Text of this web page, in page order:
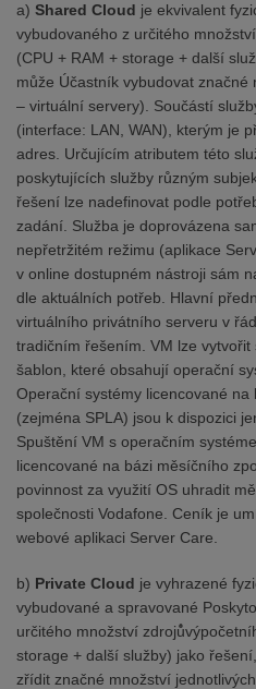
a) Shared Cloud je ekvivalent
vybudovaného z určitého
(CPU + RAM + storage + další
může Účastník vybudovat značné
– virtuální servery). Součástí
(interface: LAN, WAN), kterým je
adres. Určujícím atributem této
poskytujících služby různým
řešení lze nadefinovat podle
zadání. Služba je doprovázena
nepřetržitém režimu (aplikace
v online dostupném nástroji sám
dle aktuálních potřeb. Hlavní
virtuálního privátního serveru v
tradičním řešením. VM lze
šablon, které obsahují operační
Operační systémy licencované
(zejména SPLA) jsou k dispozici
Spuštění VM s operačním
licencované na bázi měsíčního
povinnost za využití OS uhradit
společnosti Vodafone. Ceník je
webové aplikaci Server Care.
b) Private Cloud je vyhrazené
vybudované a spravované
určitého množství
storage + další služby) jako
zřídit značné množství